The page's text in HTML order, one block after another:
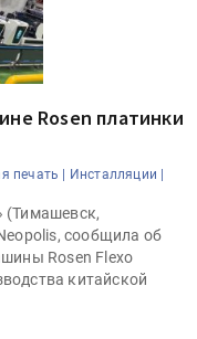
Rosen платинки
печать | Инсталляции |
(Тимашевск,
сообщила об
Rosen Flexo
китайской